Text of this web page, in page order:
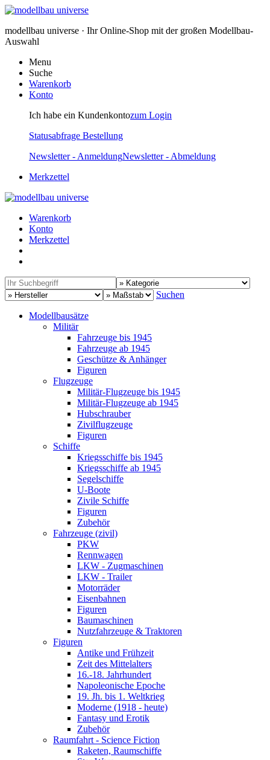
modellbau universe · Ihr Online-Shop mit der großen Modellbau-
Auswahl
Menu
Suche
Warenkorb
Konto
Ich habe ein Kundenkontozum Login
Statusabfrage Bestellung
Newsletter - AnmeldungNewsletter - Abmeldung
Merkzettel
Warenkorb
Konto
Merkzettel
Suchen
Modellbausätze
Militär
Fahrzeuge bis 1945
Fahrzeuge ab 1945
Geschütze & Anhänger
Figuren
Flugzeuge
Militär-Flugzeuge bis 1945
Militär-Flugzeuge ab 1945
Hubschrauber
Zivilflugzeuge
Figuren
Schiffe
Kriegsschiffe bis 1945
Kriegsschiffe ab 1945
Segelschiffe
U-Boote
Zivile Schiffe
Figuren
Zubehör
Fahrzeuge (zivil)
PKW
Rennwagen
LKW - Zugmaschinen
LKW - Trailer
Motorräder
Eisenbahnen
Figuren
Baumaschinen
Nutzfahrzeuge & Traktoren
Figuren
Antike und Frühzeit
Zeit des Mittelalters
16.-18. Jahrhundert
Napoleonische Epoche
19. Jh. bis 1. Weltkrieg
Moderne (1918 - heute)
Fantasy und Erotik
Zubehör
Raumfahrt - Science Fiction
Raketen, Raumschiffe